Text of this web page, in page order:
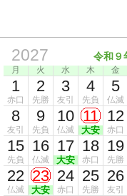
2027 令和９
月 火 水 木 金
1
赤口
2
先勝
3
友引
4
先負
5
仏滅
8
友引
9
先負
10
仏滅
11
大安
12
赤口
15
先負
16
仏滅
17
大安
18
赤口
19
先勝
22
仏滅
23
大安
24
赤口
25
先勝
26
友引